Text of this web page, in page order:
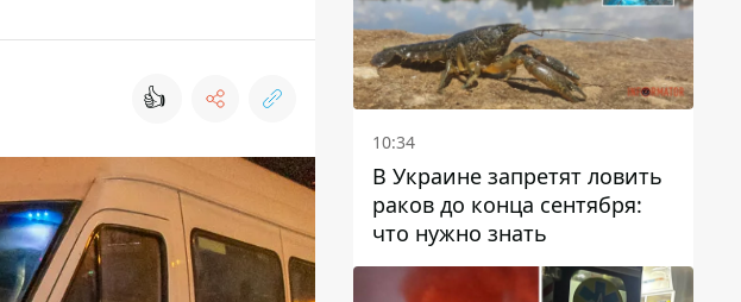
👍
10:34
В Украине запретят ловить
раков до конца сентября:
что нужно знать